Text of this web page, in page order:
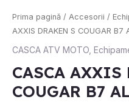
Prima pagină / Accesorii /
AXXIS DRAKEN S COUGAR B7
CASCA ATV MOTO
CASCA AXXIS
COUGAR B7